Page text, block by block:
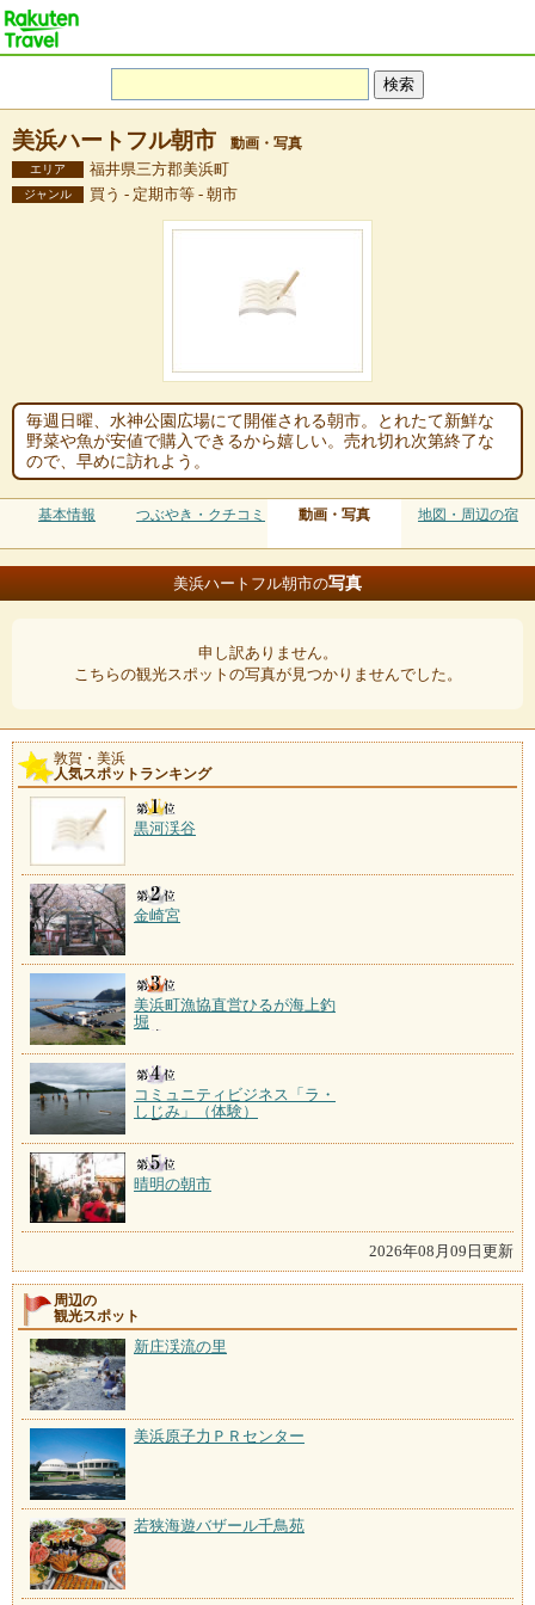
美浜ハートフル朝市 動画・写真
エリア 福井県三方郡美浜町
ジャンル 買う - 定期市等 - 朝市
毎週日曜、水神公園広場にて開催される朝市。とれたて新鮮な
野菜や魚が安値で購入できるから嬉しい。売れ切れ次第終了な
ので、早めに訪れよう。
基本情報 つぶやき・クチコミ 動画・写真 地図・周辺の宿
美浜ハートフル朝市の写真
申し訳ありません。
こちらの観光スポットの写真が見つかりませんでした。
敦賀・美浜
人気スポットランキング
黒河渓谷
金崎宮
美浜町漁協直営ひるが海上釣
堀
コミュニティビジネス「ラ・
しじみ」（体験）
晴明の朝市
2026年08月09日更新
周辺の
観光スポット
新庄渓流の里
美浜原子力ＰＲセンター
若狭海遊バザール千鳥苑